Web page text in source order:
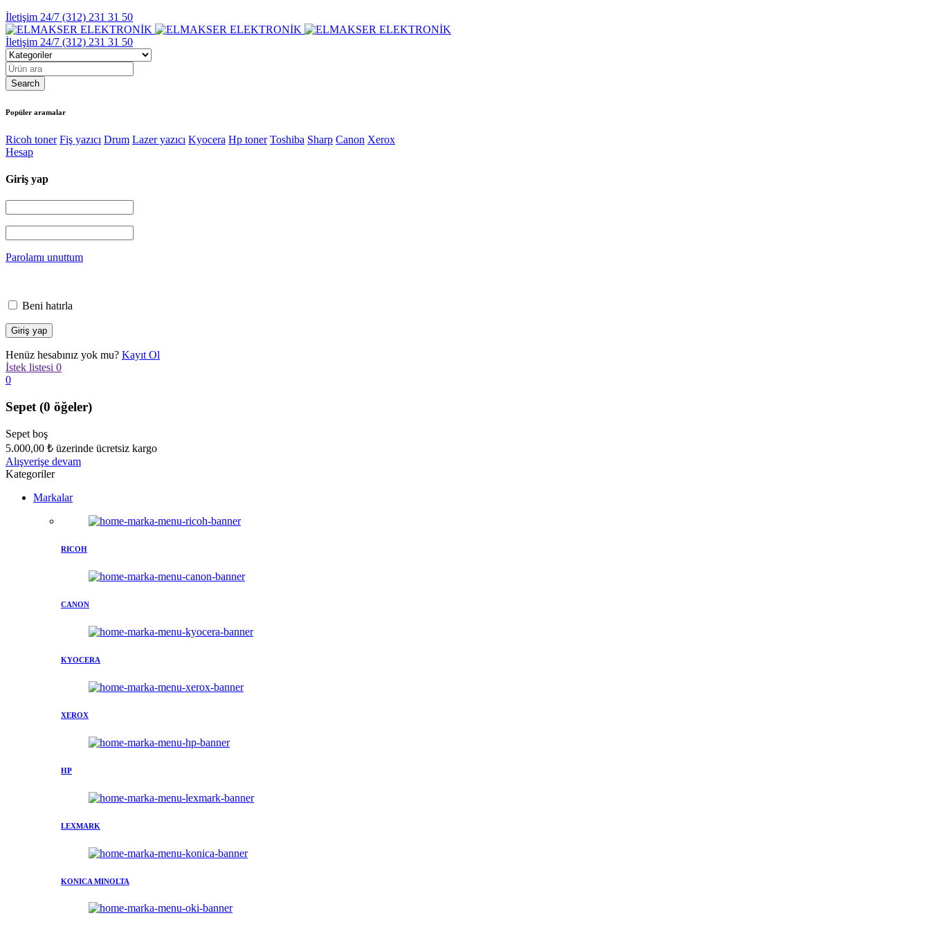
İletişim 24/7 (312) 231 31 50
İletişim 24/7 (312) 231 31 50
Popüler aramalar
Ricoh toner Fiş yazıcı Drum Lazer yazıcı Kyocera Hp toner Toshiba Sharp Canon Xerox
Hesap
Giriş yap
Parolamı unuttum
Beni hatırla
Henüz hesabınız yok mu? Kayıt Ol
İstek listesi 0
0
Sepet (0 öğeler)
Sepet boş
5.000,00 ₺ üzerinde ücretsiz kargo
Alışverişe devam
Kategoriler
Markalar
RICOH
CANON
KYOCERA
XEROX
HP
LEXMARK
KONICA MINOLTA